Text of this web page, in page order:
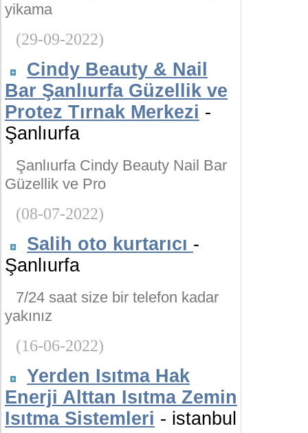
yikama
(29-09-2022)
Cindy Beauty & Nail
Bar Şanlıurfa Güzellik ve
Protez Tırnak Merkezi -
Şanlıurfa
Şanlıurfa Cindy Beauty Nail Bar
Güzellik ve Pro
(08-07-2022)
Salih oto kurtarıcı -
Şanlıurfa
7/24 saat size bir telefon kadar
yakınız
(16-06-2022)
Yerden Isıtma Hak
Enerji Alttan Isıtma Zemin
Isıtma Sistemleri - istanbul